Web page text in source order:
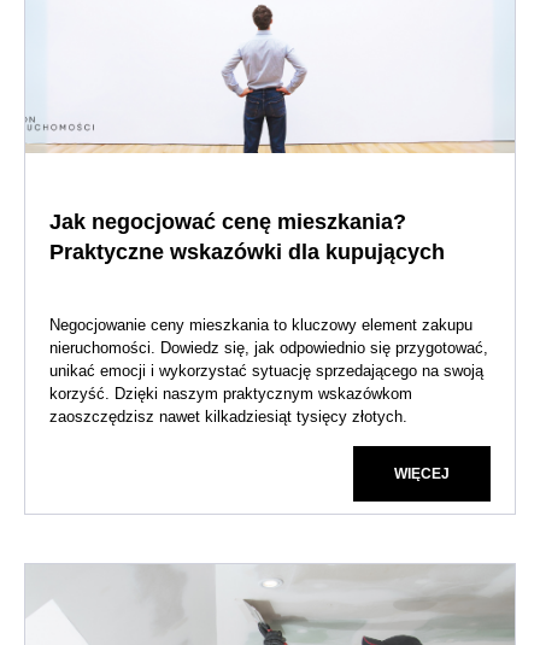
Jak negocjować cenę mieszkania?
Praktyczne wskazówki dla kupujących
Negocjowanie ceny mieszkania to kluczowy element zakupu
nieruchomości. Dowiedz się, jak odpowiednio się przygotować,
unikać emocji i wykorzystać sytuację sprzedającego na swoją
korzyść. Dzięki naszym praktycznym wskazówkom
zaoszczędzisz nawet kilkadziesiąt tysięcy złotych.
WIĘCEJ